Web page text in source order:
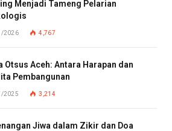
Menjadi Tameng Pelarian
2026 4,767
Otsus Aceh: Antara Harapan dan
Pembangunan
2025 3,214
Jiwa dalam Zikir dan Doa